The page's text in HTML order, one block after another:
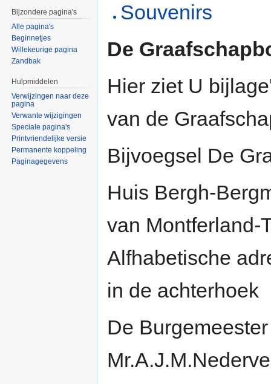
Souvenirs
De
Hier ziet U
van de
Bijvoegsel De
Huis Bergh-
van Montferland-
Alfhabetische
in de achterhoek
De
Bijzondere pagina's
Alle pagina's
Beginnetjes
Willekeurige pagina
Zandbak
Hulpmiddelen
Verwijzingen naar deze
pagina
Verwante wijzigingen
Speciale pagina's
Printvriendelijke versie
Permanente koppeling
Paginagegevens